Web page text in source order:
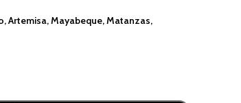
Artemisa, Mayabeque, Matanzas,